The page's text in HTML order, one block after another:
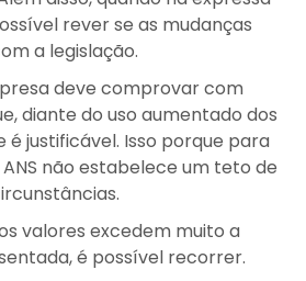
rever se as mudanças
a legislação.
deve comprovar com
diante do uso aumentado dos
é justificável. Isso porque para
não estabelece um teto de
valores excedem muito a
é possível recorrer.